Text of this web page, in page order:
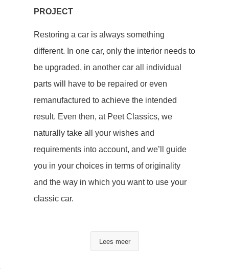
PROJECT
Restoring a car is always something
different. In one car, only the interior needs to
be upgraded, in another car all individual
parts will have to be repaired or even
remanufactured to achieve the intended
result. Even then, at Peet Classics, we
naturally take all your wishes and
requirements into account, and we’ll guide
you in your choices in terms of originality
and the way in which you want to use your
classic car.
Lees meer